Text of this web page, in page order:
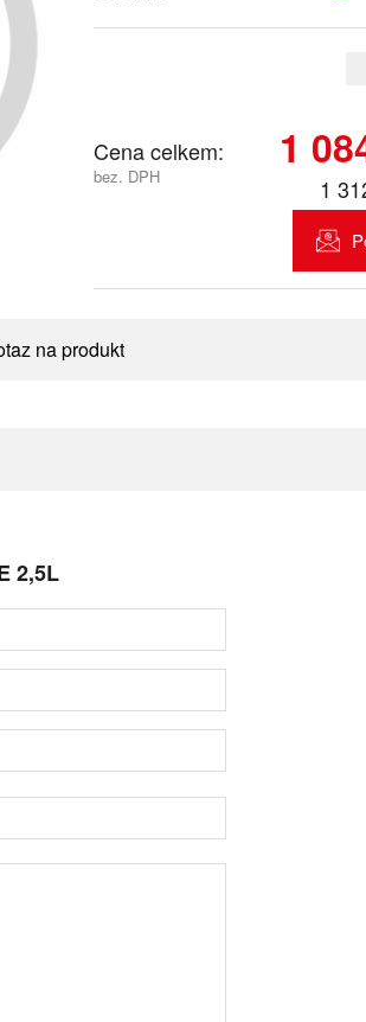
Cena celkem:
bez. DPH
1
1
na produkt
2,5L